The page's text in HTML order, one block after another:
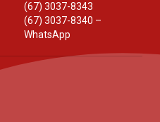
(67) 3037-8343
(67) 3037-8340 –
WhatsApp